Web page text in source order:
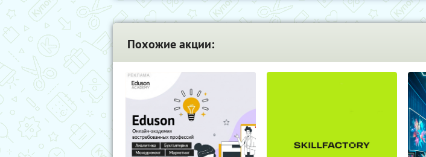
Похожие акции: